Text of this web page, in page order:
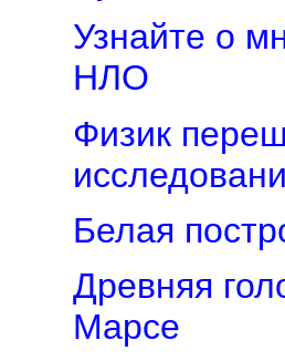
Узнайте о
НЛО
Физик
Белая
Древняя
Марсе